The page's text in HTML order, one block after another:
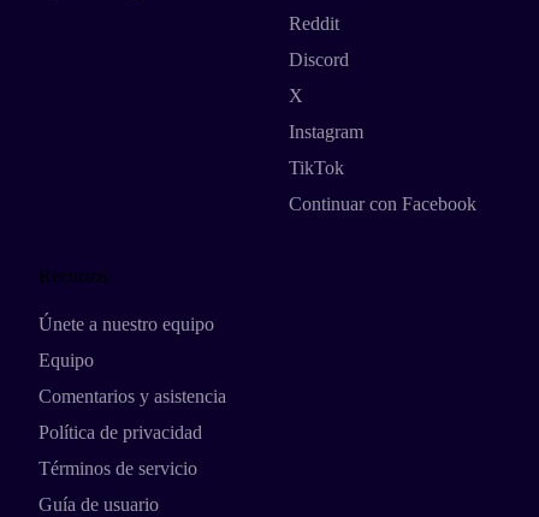
Reddit
Discord
X
Instagram
TikTok
Continuar con Facebook
Recursos
Únete a nuestro equipo
Equipo
Comentarios y asistencia
Política de privacidad
Términos de servicio
Guía de usuario